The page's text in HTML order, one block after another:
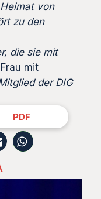
von
zu den
die sie mit
Frau mit
der DIG
PDF